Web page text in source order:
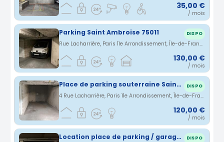
35,00 €
/ mois
Parking Saint Ambroise 75011 DISPO
Rue Lacharrière, Paris 11e Arrondissement, Île-de-France, France · 1.82 km
130,00 €
/ mois
Place de parking souterraine Saint Ambroise Paris 11 DISPO
4 Rue Lacharrière, Paris 11e Arrondissement, Île-de-France, France · 1.83 km
120,00 €
/ mois
Location place de parking / garage / box PARIS 19 (120 rue d'Aubervilliers) 170/mois cc DISPO